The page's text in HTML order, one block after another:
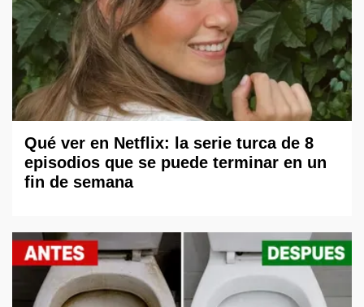
Qué ver en Netflix: la serie turca de 8
episodios que se puede terminar en un
fin de semana